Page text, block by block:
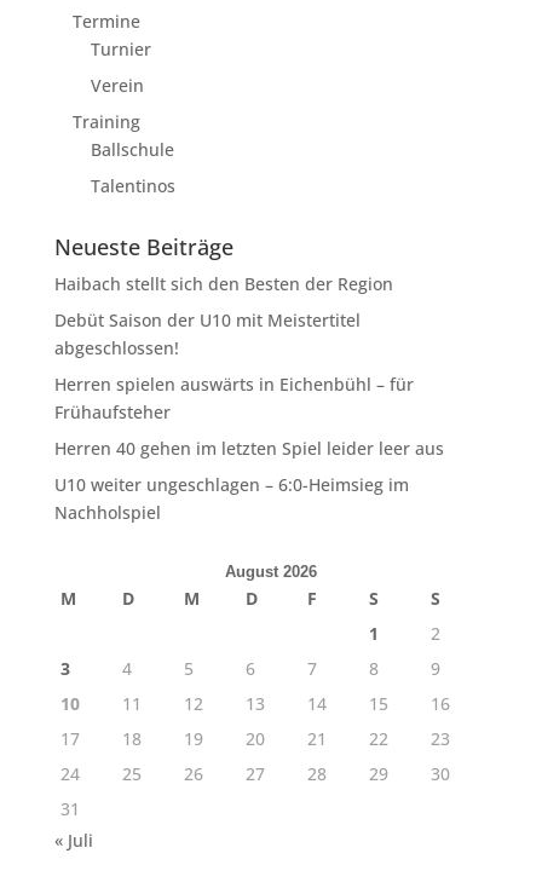
Termine
Turnier
Verein
Training
Ballschule
Talentinos
Neueste Beiträge
Haibach stellt sich den Besten der Region
Debüt Saison der U10 mit Meistertitel
abgeschlossen!
Herren spielen auswärts in Eichenbühl – für
Frühaufsteher
Herren 40 gehen im letzten Spiel leider leer aus
U10 weiter ungeschlagen – 6:0-Heimsieg im
Nachholspiel
August 2026
M D M D F S
S
1
2
3
4 5 6 7 8
9
10
11 12 13 14 15
16
17
18 19 20 21 22
23
24
25 26 27 28 29
30
31
« Juli